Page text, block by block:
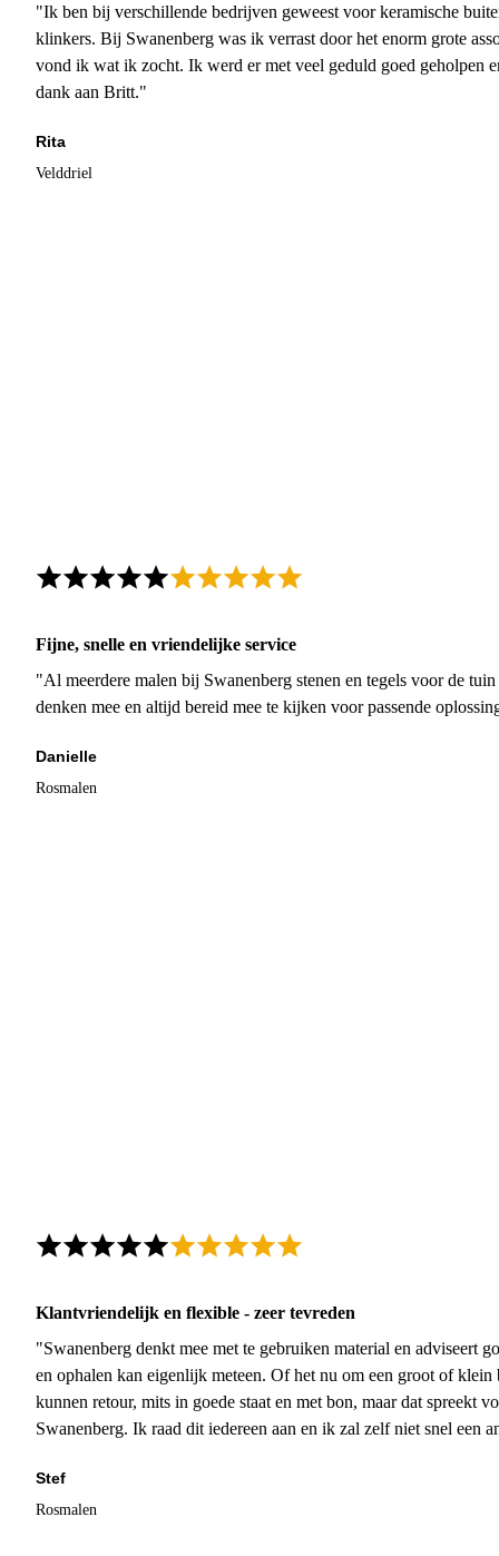
"Ik ben bij verschillende bedrijven geweest voor keramische
klinkers. Bij Swanenberg was ik verrast door het enorm grote
vond ik wat ik zocht. Ik werd er met veel geduld goed geholpen
dank aan Britt."
Rita
Velddriel
Fijne, snelle en vriendelijke service
"Al meerdere malen bij Swanenberg stenen en tegels voor de
denken mee en altijd bereid mee te kijken voor passende
Danielle
Rosmalen
Klantvriendelijk en flexible - zeer tevreden
"Swanenberg denkt mee met te gebruiken material en adviseert
en ophalen kan eigenlijk meteen. Of het nu om een groot of
kunnen retour, mits in goede staat en met bon, maar dat spreekt
Swanenberg. Ik raad dit iedereen aan en ik zal zelf niet snel een
Stef
Rosmalen